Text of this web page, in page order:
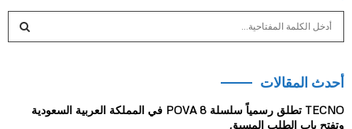
c
f
أحدث المقالات
TECNO تطلق رسمياً سلسلة POVA 8 في المملكة العربية السعودية
وتفتح باب الطلب المسبق